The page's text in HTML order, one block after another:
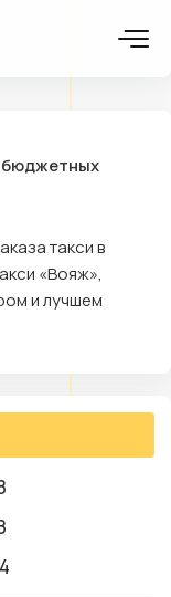
бюджетных
такси в
«Вояж»,
и лучшем